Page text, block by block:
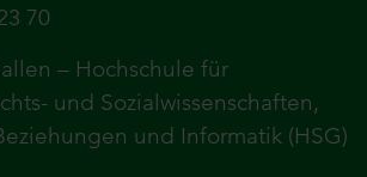
70
– Hochschule für
und Sozialwissenschaften,
und Informatik (HSG)